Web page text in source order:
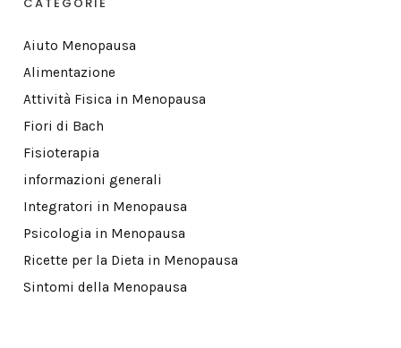
Aiuto Menopausa
Alimentazione
Attività Fisica in Menopausa
Fiori di Bach
Fisioterapia
informazioni generali
Integratori in Menopausa
Psicologia in Menopausa
Ricette per la Dieta in Menopausa
Sintomi della Menopausa